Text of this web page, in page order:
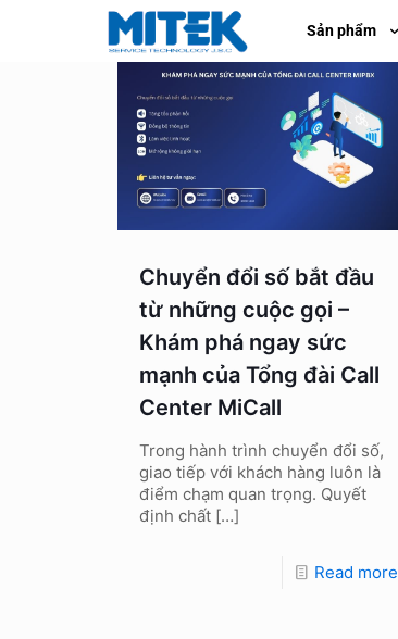
Sản phẩm
Chuyển đổi số bắt đầu
từ những cuộc gọi –
Khám phá ngay sức
mạnh của Tổng đài Call
Center MiCall
Trong hành trình chuyển đổi số,
giao tiếp với khách hàng luôn là
điểm chạm quan trọng. Quyết
định chất[…]
Read more